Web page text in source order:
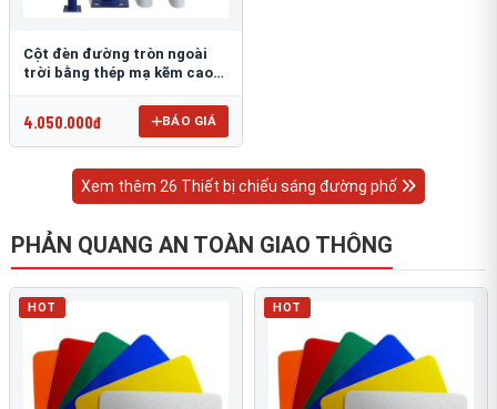
Cột đèn đường tròn ngoài
trời bằng thép mạ kẽm cao
4.050.000đ BÁO GIÁ
Xem thêm 26 Thiết bị chiếu sáng đường phố
PHẢN QUANG AN TOÀN GIAO THÔNG
HOT HOT